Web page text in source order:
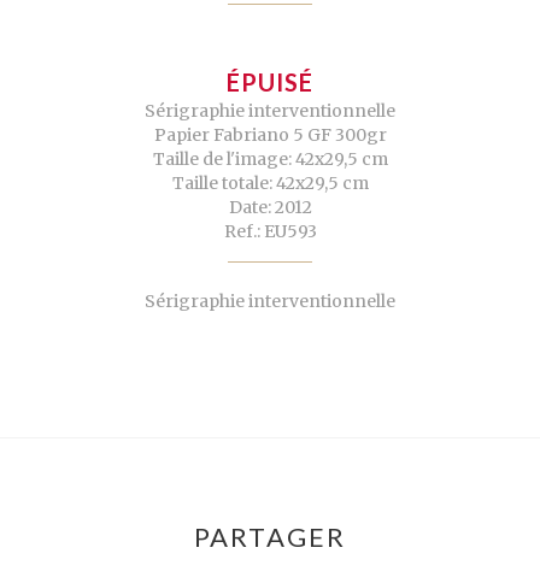
ÉPUISÉ
Sérigraphie interventionnelle
Papier Fabriano 5 GF 300gr
Taille de l'image: 42x29,5 cm
Taille totale: 42x29,5 cm
Date: 2012
Ref.: EU593
Sérigraphie interventionnelle
PARTAGER